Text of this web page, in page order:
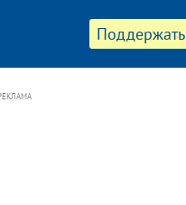
Поддержать